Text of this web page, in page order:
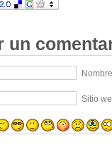
un
Sitio